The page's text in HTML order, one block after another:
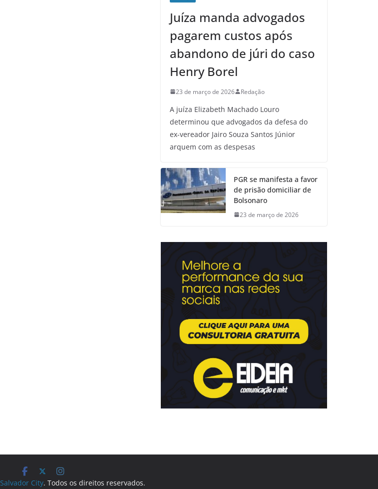
Juíza manda advogados
pagarem custos após
abandono de júri do caso
Henry Borel
23 de março de 2026 Redação
A juíza Elizabeth Machado Louro
determinou que advogados da defesa do
ex-vereador Jairo Souza Santos Júnior
arquem com as despesas
PGR se manifesta a favor
de prisão domiciliar de
Bolsonaro
23 de março de 2026
Salvador City. Todos os direitos reservados.